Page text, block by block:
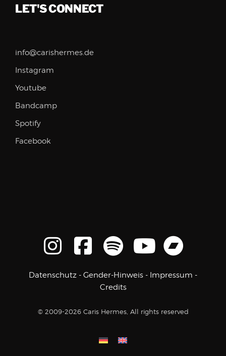
LET'S CONNECT
info@carishermes.de
Instagram
Youtube
Bandcamp
Spotify
Facebook
Datenschutz - Gender-Hinweis - Impressum -
Credits
© 2009-2026 Caris Hermes, All rights reserved